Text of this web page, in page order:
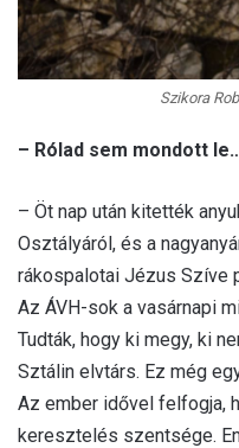
Szikora
– Rólad sem mondott
– Öt nap után kitették
Osztályáról, és a
rákospalotai Jézus Szíve
Az ÁVH-sok a vasárnapi
Tudták, hogy ki megy, ki
Sztálin elvtárs. Ez még
Az ember idővel felfogja,
keresztelés szentsége.